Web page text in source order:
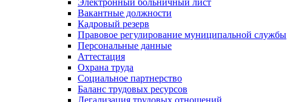
Электронный больничный лист
Вакантные должности
Кадровый резерв
Правовое регулирование муниципальной службы
Персональные данные
Аттестация
Охрана труда
Социальное партнерство
Баланс трудовых ресурсов
Легализация трудовых отношений